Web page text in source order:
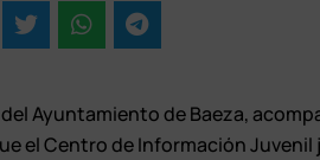
Ayuntamiento de Baeza,
el Centro de Información